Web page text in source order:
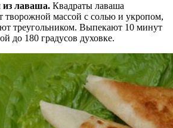
из лаваша. Квадраты лаваша
творожной массой с солью и укропом,
треугольником. Выпекают 10 минут
до 180 градусов духовке.